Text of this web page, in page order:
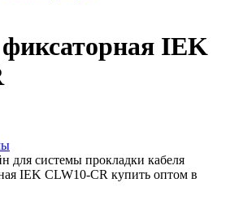
IEK
для системы прокладки кабеля